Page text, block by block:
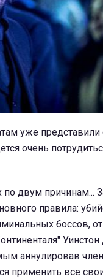
уже представили
очень
двум причинам...
правила:
боссов,
Уинстон
аннулировав
применить все